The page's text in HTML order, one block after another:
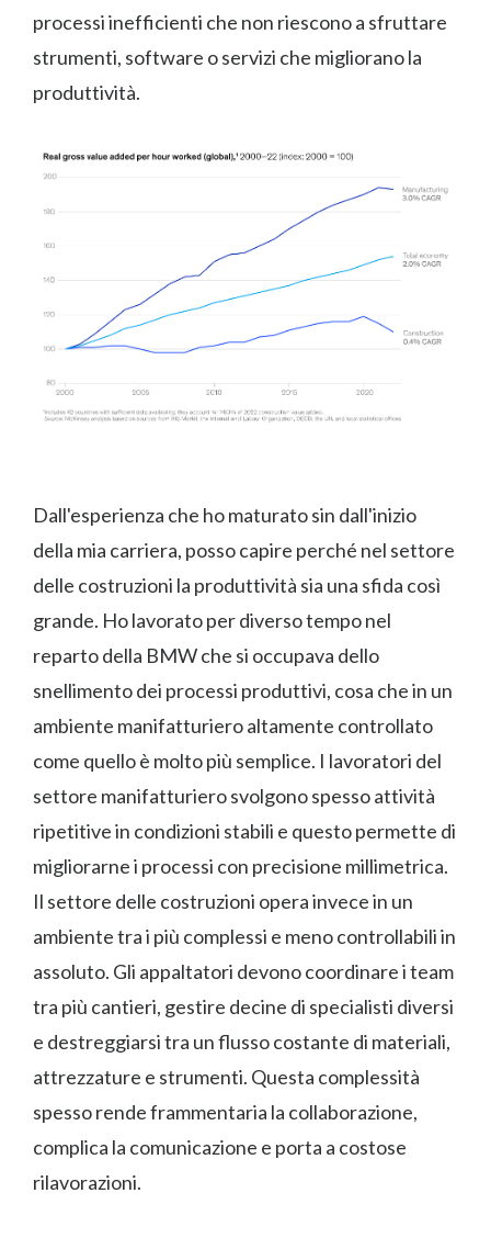
processi inefficienti che non riescono a sfruttare
strumenti, software o servizi che migliorano la
produttività.
Dall'esperienza che ho maturato sin dall'inizio
della mia carriera, posso capire perché nel settore
delle costruzioni la produttività sia una sfida così
grande. Ho lavorato per diverso tempo nel
reparto della BMW che si occupava dello
snellimento dei processi produttivi, cosa che in un
ambiente manifatturiero altamente controllato
come quello è molto più semplice. I lavoratori del
settore manifatturiero svolgono spesso attività
ripetitive in condizioni stabili e questo permette di
migliorarne i processi con precisione millimetrica.
Il settore delle costruzioni opera invece in un
ambiente tra i più complessi e meno controllabili in
assoluto. Gli appaltatori devono coordinare i team
tra più cantieri, gestire decine di specialisti diversi
e destreggiarsi tra un flusso costante di materiali,
attrezzature e strumenti. Questa complessità
spesso rende frammentaria la collaborazione,
complica la comunicazione e porta a costose
rilavorazioni.